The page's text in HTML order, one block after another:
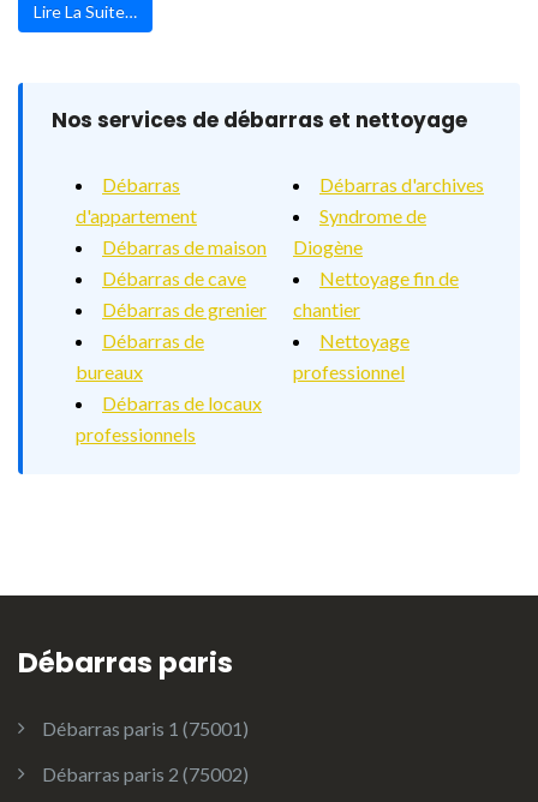
Lire La Suite…
Nos services de débarras et nettoyage
Débarras
d'appartement
Débarras de maison
Débarras de cave
Débarras de grenier
Débarras de
bureaux
Débarras de locaux
professionnels
Débarras d'archives
Syndrome de
Diogène
Nettoyage fin de
chantier
Nettoyage
professionnel
Débarras paris
Débarras paris 1 (75001)
Débarras paris 2 (75002)